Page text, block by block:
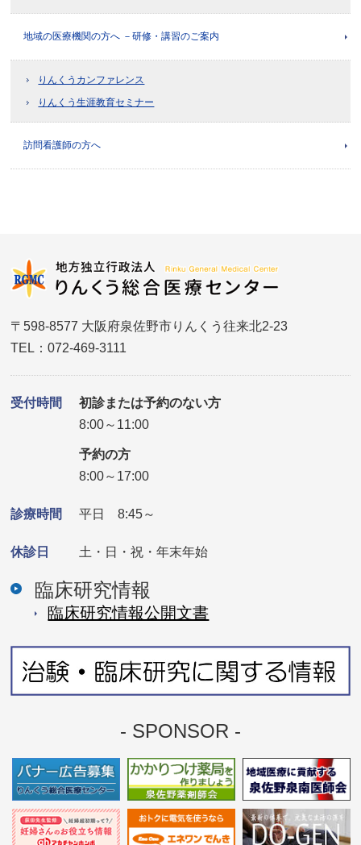
地域の医療機関の方へ －研修・講習のご案内
りんくうカンファレンス
りんくう生涯教育セミナー
訪問看護師の方へ
〒598-8577 大阪府泉佐野市りんくう往来北2-23
TEL：072-469-3111
受付時間
初診または予約のない方
8:00～11:00
予約の方
8:00～17:00
診療時間 平日 8:45～
休診日 土・日・祝・年末年始
臨床研究情報
臨床研究情報公開⽂書
- SPONSOR -